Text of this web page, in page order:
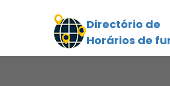
Directório de
Horários de